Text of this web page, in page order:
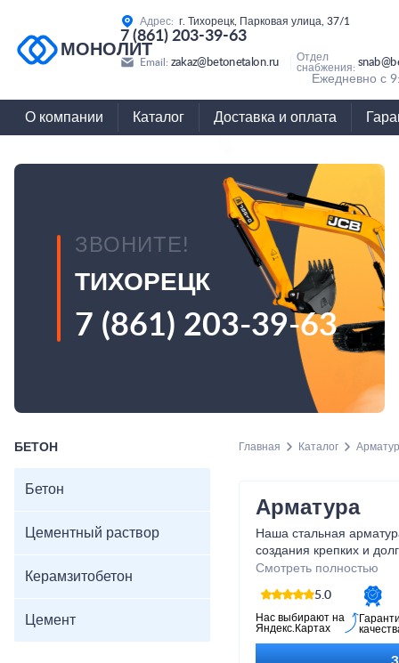
МОНОЛИТ
Адрес: г. Тихорецк, Парковая улица, 37/1
7 (861) 203-39-63
Email: zakaz@betonetalon.ru
Отдел
снабжения:
Ежедневно с
О компании Каталог Доставка и оплата
ЗВОНИТЕ!
ТИХОРЕЦК
7 (861) 203-39-63
БЕТОН
Бетон
Цементный раствор
Керамзитобетон
Цемент
Главная Каталог
Арматура
Наша стальная
создания крепких и
своей прочности и
обеспечивает
строительных
гарантирует высокое
доставку. Позвольте
Смотреть полностью
5.0
Нас выбирают на
Яндекс.Картах